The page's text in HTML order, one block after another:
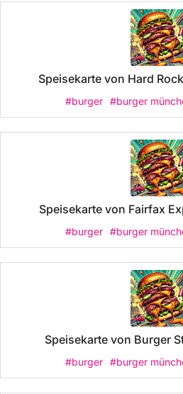
Speisekarte von Hard
#burger #burger
Speisekarte von Fairfax
#burger #burger
Speisekarte von Burger
#burger #burger